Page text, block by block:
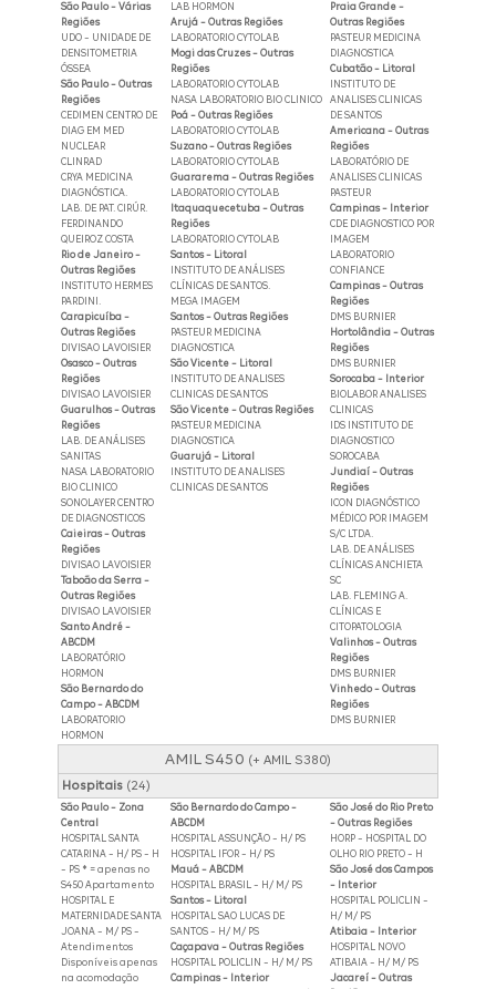
São Paulo - Várias
Regiões
UDO - UNIDADE DE
DENSITOMETRIA
ÓSSEA
São Paulo - Outras
Regiões
CEDIMEN CENTRO DE
DIAG EM MED
NUCLEAR
CLINRAD
CRYA MEDICINA
DIAGNÓSTICA.
LAB. DE PAT. CIRÚR.
FERDINANDO
QUEIROZ COSTA
Rio de Janeiro -
Outras Regiões
INSTITUTO HERMES
PARDINI.
Carapicuíba -
Outras Regiões
DIVISAO LAVOISIER
Osasco - Outras
Regiões
DIVISAO LAVOISIER
Guarulhos - Outras
Regiões
LAB. DE ANÁLISES
SANITAS
NASA LABORATORIO
BIO CLINICO
SONOLAYER CENTRO
DE DIAGNOSTICOS
Caieiras - Outras
Regiões
DIVISAO LAVOISIER
Taboão da Serra -
Outras Regiões
DIVISAO LAVOISIER
Santo André -
ABCDM
LABORATÓRIO
HORMON
São Bernardo do
Campo - ABCDM
LABORATORIO
HORMON
LAB HORMON
Arujá - Outras Regiões
LABORATORIO CYTOLAB
Mogi das Cruzes - Outras
Regiões
LABORATORIO CYTOLAB
NASA LABORATORIO BIO CLINICO
Poá - Outras Regiões
LABORATORIO CYTOLAB
Suzano - Outras Regiões
LABORATORIO CYTOLAB
Guararema - Outras Regiões
LABORATORIO CYTOLAB
Itaquaquecetuba - Outras
Regiões
LABORATORIO CYTOLAB
Santos - Litoral
INSTITUTO DE ANÁLISES
CLÍNICAS DE SANTOS.
MEGA IMAGEM
Santos - Outras Regiões
PASTEUR MEDICINA
DIAGNOSTICA
São Vicente - Litoral
INSTITUTO DE ANALISES
CLINICAS DE SANTOS
São Vicente - Outras Regiões
PASTEUR MEDICINA
DIAGNOSTICA
Guarujá - Litoral
INSTITUTO DE ANALISES
CLINICAS DE SANTOS
Praia Grande -
Outras Regiões
PASTEUR MEDICINA
DIAGNOSTICA
Cubatão - Litoral
INSTITUTO DE
ANALISES CLINICAS
DE SANTOS
Americana - Outras
Regiões
LABORATÓRIO DE
ANALISES CLINICAS
PASTEUR
Campinas - Interior
CDE DIAGNOSTICO POR
IMAGEM
LABORATORIO
CONFIANCE
Campinas - Outras
Regiões
DMS BURNIER
Hortolândia - Outras
Regiões
DMS BURNIER
Sorocaba - Interior
BIOLABOR ANALISES
CLINICAS
IDS INSTITUTO DE
DIAGNOSTICO
SOROCABA
Jundiaí - Outras
Regiões
ICON DIAGNÓSTICO
MÉDICO POR IMAGEM
S/C LTDA.
LAB. DE ANÁLISES
CLÍNICAS ANCHIETA
SC
LAB. FLEMING A.
CLÍNICAS E
CITOPATOLOGIA
Valinhos - Outras
Regiões
DMS BURNIER
Vinhedo - Outras
Regiões
DMS BURNIER
AMIL S450 (+ AMIL S380)
Hospitais(24)
São Paulo - Zona
Central
HOSPITAL SANTA
CATARINA - H/ PS - H
- PS * = apenas no
S450 Apartamento
HOSPITAL E
MATERNIDADE SANTA
JOANA - M/ PS -
Atendimentos
Disponíveis apenas
na acomodação
São Bernardo do Campo -
ABCDM
HOSPITAL ASSUNÇÃO - H/ PS
HOSPITAL IFOR - H/ PS
Mauá - ABCDM
HOSPITAL BRASIL - H/ M/ PS
Santos - Litoral
HOSPITAL SAO LUCAS DE
SANTOS - H/ M/ PS
Caçapava - Outras Regiões
HOSPITAL POLICLIN - H/ M/ PS
Campinas - Interior
São José do Rio Preto
- Outras Regiões
HORP - HOSPITAL DO
OLHO RIO PRETO - H
São José dos Campos
- Interior
HOSPITAL POLICLIN -
H/ M/ PS
Atibaia - Interior
HOSPITAL NOVO
ATIBAIA - H/ M/ PS
Jacareí - Outras